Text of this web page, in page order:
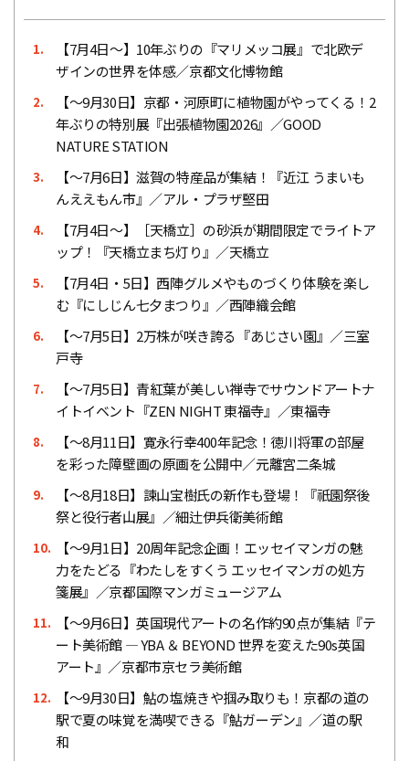
1.
【7月4日〜】10年ぶりの『マリメッコ展』で北欧デ
ザインの世界を体感／京都文化博物館
2.
【〜9月30日】京都・河原町に植物園がやってくる！2
年ぶりの特別展『出張植物園2026』／GOOD
NATURE STATION
3.
【〜7月6日】滋賀の特産品が集結！『近江 うまいも
んええもん市』／アル・プラザ堅田
4.
【7月4日〜】［天橋立］の砂浜が期間限定でライトア
ップ！『天橋立まち灯り』／天橋立
5.
【7月4日・5日】西陣グルメやものづくり体験を楽し
む『にしじん七夕まつり』／西陣織会館
6.
【～7月5日】2万株が咲き誇る『あじさい園』／三室
戸寺
7.
【〜7月5日】青紅葉が美しい禅寺でサウンドアートナ
イトイベント『ZEN NIGHT 東福寺』／東福寺
8.
【〜8月11日】寛永行幸400年記念！徳川将軍の部屋
を彩った障壁画の原画を公開中／元離宮二条城
9.
【〜8月18日】諫山宝樹氏の新作も登場！『祇園祭後
祭と役行者山展』／細辻伊兵衛美術館
10.
【〜9月1日】20周年記念企画！エッセイマンガの魅
力をたどる『わたしをすくう エッセイマンガの処方
箋展』／京都国際マンガミュージアム
11.
【〜9月6日】英国現代アートの名作約90点が集結『テ
ート美術館 ― YBA ＆ BEYOND 世界を変えた90s英国
アート』／京都市京セラ美術館
12.
【〜9月30日】鮎の塩焼きや掴み取りも！京都の道の
駅で夏の味覚を満喫できる『鮎ガーデン』／道の駅
和